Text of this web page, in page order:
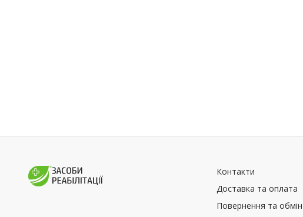
Контакти
Доставка та оплата
Повернення та обмін